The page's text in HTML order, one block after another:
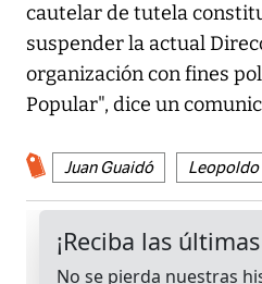
cautelar de tutela
suspender la actual
organización con fines
Popular", dice un
Juan Guaidó Leopoldo